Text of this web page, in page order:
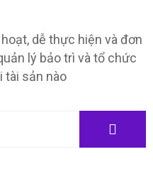
dễ thực hiện và đơn
lý bảo trì và tổ chức
tài sản nào